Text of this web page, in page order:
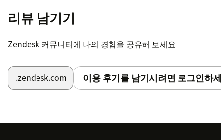
리뷰 남기기
Zendesk 커뮤니티에 나의 경험을 공유해 보세요
.zendesk.com 이용 후기를 남기시려면 로그인하